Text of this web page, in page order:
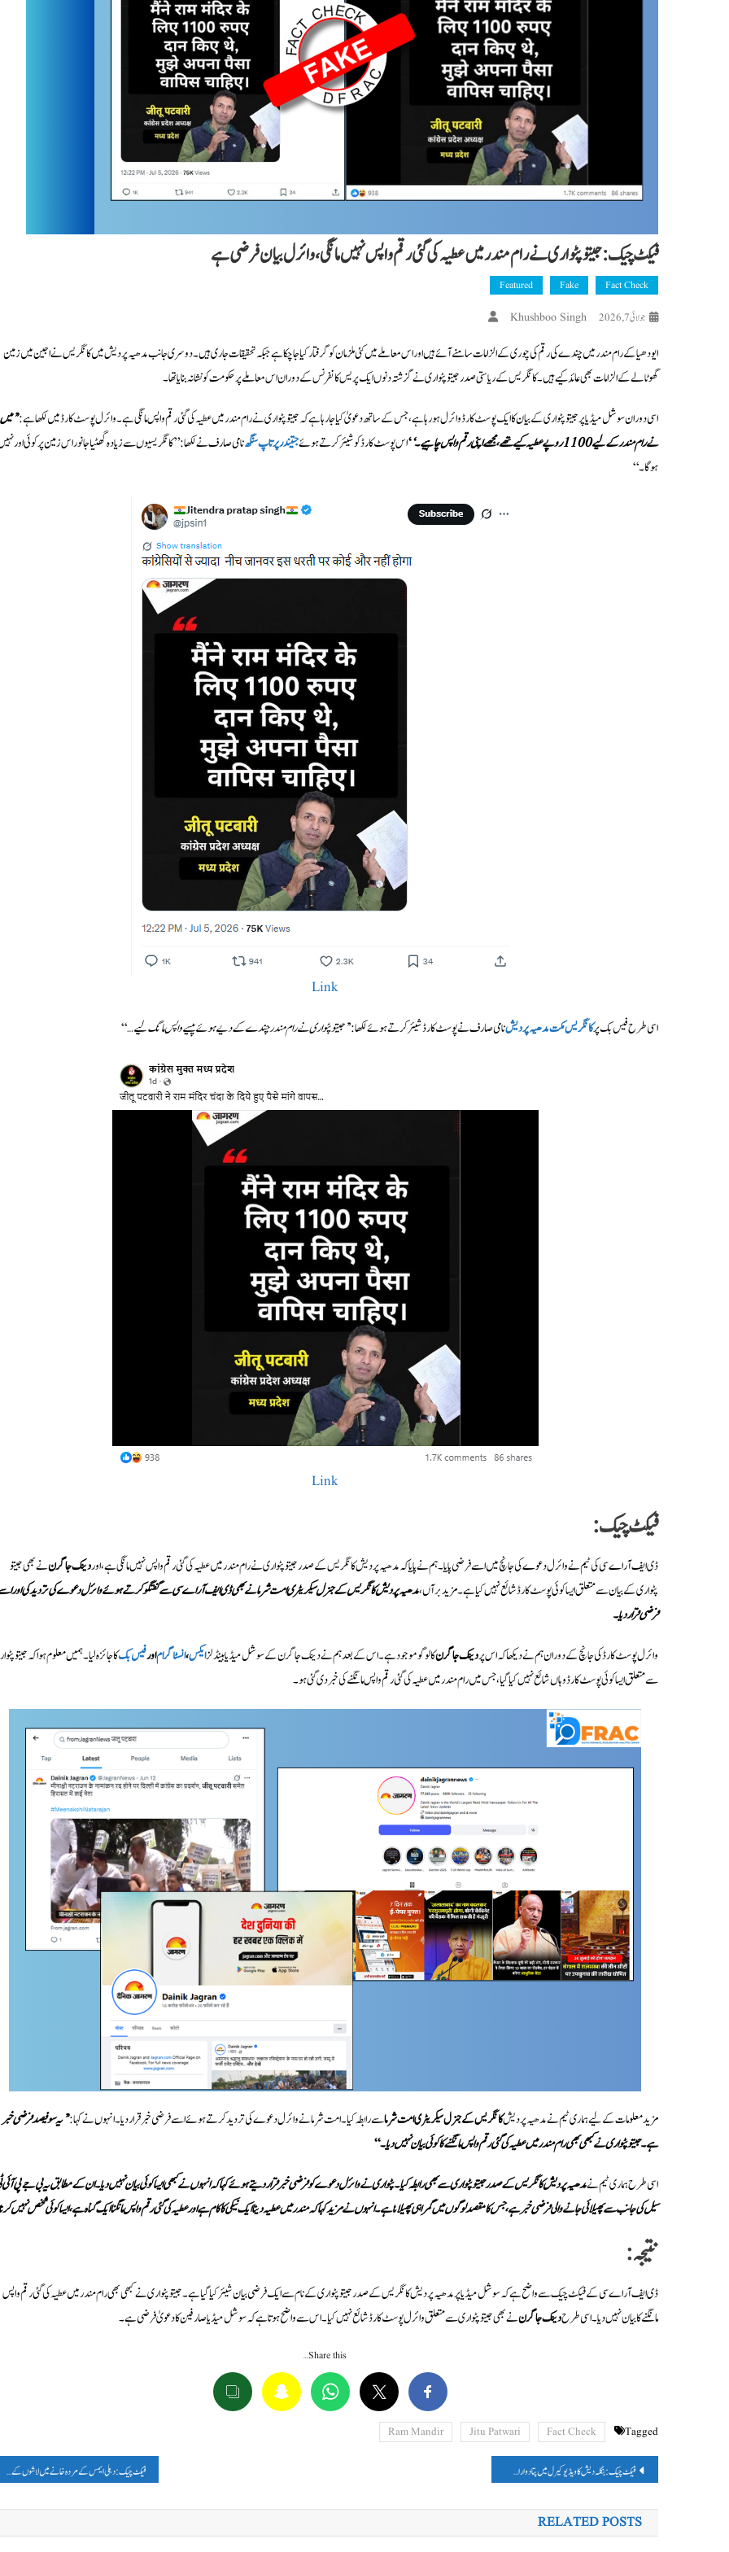
فیکٹ چیک: جیتو پٹواری نے رام مندر میں عطیہ کی گئی رقم واپس نہیں مانگی، وائرل بیان فرضی ہے
Fact Check
Fake
Featured
جولائی 7, 2026 Khushboo Singh
ایودھیا کے رام مندر میں چندے کی رقم کی چوری کے الزامات سامنے آئے ہیں اور اس معاملے میں کئی ملزمان کو گرفتار کیا جا چکا ہے جبکہ تحقیقات جاری ہیں۔ دوسری جانب مدھیہ پردیش میں کانگریس نے اجین میں زمین
گھوٹالے کے الزامات بھی عائد کیے ہیں۔ کانگریس کے ریاستی صدر جیتو پٹواری نے گزشتہ دنوں ایک پریس کانفرنس کے دوران اس معاملے پر حکومت کو نشانہ بنایا تھا۔
اسی دوران سوشل میڈیا پر جیتو پٹواری کے بیان کا ایک پوسٹ کارڈ وائرل ہو رہا ہے، جس کے ساتھ دعویٰ کیا جا رہا ہے کہ جیتو پٹواری نے رام مندر میں عطیہ کی گئی رقم واپس مانگی ہے۔ وائرل پوسٹ کارڈ میں لکھا ہے:’’میں
نے رام مندر کے لیے 1100 روپے عطیہ کیے تھے، مجھے اپنی رقم واپس چاہیے۔‘
‘اس پوسٹ کارڈ کو شیئر کرتے ہوئےجتیندر پرتاپ سنگھنامی صارف نے لکھا: ’’کانگریسیوں سے زیادہ گھٹیا جانور اس زمین پر کوئی اور
ہوگا۔‘‘
Link
اسی طرح فیس بک پرکانگریس مکت مدھیہ پردیشنامی صارف نے پوسٹ کارڈ شیئر کرتے ہوئے لکھا: ’’جیتو پٹواری نے رام مندر چندے کے دیے ہوئے پیسے واپس مانگ لیے…‘‘
Link
فیکٹ چیک:
ڈی ایف آر اے سی کی ٹیم نے وائرل دعوے کی جانچ میں اسے فرضی پایا۔ ہم نے پایا کہ مدھیہ پردیش کانگریس کے صدر جیتو پٹواری نے رام مندر میں عطیہ کی گئی رقم واپس نہیں مانگی ہے، اوردینک جاگرننے بھی جیتو
پٹواری کے بیان سے متعلق ایسا کوئی پوسٹ کارڈ شائع نہیں کیا ہے۔ مزید برآں،مدھیہ پردیش کانگریس کے جنرل سیکریٹری امت شرما نے بھی ڈی ایف آر اے سی سے گفتگو کرتے ہوئے وائرل دعوے کی تردید کی اور
فرضی قرار دیا۔
وائرل پوسٹ کارڈ کی جانچ کے دوران ہم نے دیکھا کہ اس پردینک جاگرنکا لوگو موجود ہے۔ اس کے بعد ہم نے دینک جاگرن کے سوشل میڈیا ہینڈلزایکس،انسٹاگراماورفیس بککا جائزہ لیا۔ ہمیں معلوم ہوا کہ جیتو
سے متعلق ایسا کوئی پوسٹ کارڈ وہاں شائع نہیں کیا گیا، جس میں رام مندر میں عطیہ کی گئی رقم واپس مانگنے کی خبر دی گئی ہو۔
مزید معلومات کے لیے ہماری ٹیم نے مدھیہ پردیشکانگریس کے جنرل سیکریٹری امت شرماسے رابطہ کیا۔ امت شرما نے وائرل دعوے کی تردید کرتے ہوئے اسے فرضی خبر قرار دیا۔ انہوں نے کہا:’’یہ سو فیصد فرضی خبر
ہے۔ جیتو پٹواری نے کبھی بھی رام مندر میں عطیہ کی گئی رقم واپس مانگنے کا کوئی بیان نہیں دیا۔‘‘
اسی طرح ہماری ٹیم نےمدھیہ پردیش کانگریس کے صدر جیتو پٹواری سے بھی رابطہ کیا۔ پٹواری نے وائرل دعوے کو فرضی خبر قرار دیتے ہوئے کہا کہ انہوں نے کبھی ایسا کوئی بیان نہیں دیا۔ ان کے مطابق یہ بی جے پی آئی
سیل کی جانب سے پھیلائی جانے والی فرضی خبر ہے، جس کا مقصد لوگوں میں گمراہی پھیلانا ہے۔ انہوں نے مزید کہا کہ مندر میں عطیہ دینا ایک نیکی کا کام ہے اور عطیہ کی گئی رقم واپس مانگنا ایک گناہ ہے، ایسا کوئی شخص نہیں
نتیجہ:
ڈی ایف آر اے سی کے فیکٹ چیک سے واضح ہے کہ سوشل میڈیا پر مدھیہ پردیش کانگریس کے صدر جیتو پٹواری کے نام سے ایک فرضی بیان شیئر کیا گیا ہے۔ جیتو پٹواری نے کبھی بھی رام مندر میں عطیہ کی گئی رقم واپس
مانگنے کا بیان نہیں دیا۔ اسی طرحدینک جاگرننے بھی جیتو پٹواری سے متعلق وائرل پوسٹ کارڈ شائع نہیں کیا۔ اس سے واضح ہوتا ہے کہ سوشل میڈیا صارفین کا دعویٰ فرضی ہے۔
Share this…
Tagged
Fact Check
Jitu Patwari
Ram Mandir
پوسٹوں
کی
نیویگیشن
فیکٹ چیک: بنگلہ دیش کا ویڈیو کیرل میں پتا دوارا بیٹیوں کے یون شوشن سے جوڑ کر بھرامک دعوے کے ساتھ ہوا وائرل فیکٹ چیک: دہلی ایمس کے مردہ خانے میں لاشوں کے اچانک اٹھ بیٹھنے اور چلنے کا کوئی واقعہ پیش نہیں آیا، وائرل ویڈیو اے آئی جنریٹڈ ہے
RELATED POSTS